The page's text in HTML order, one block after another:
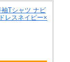
Tシャツ ナビ
レスネイビー×